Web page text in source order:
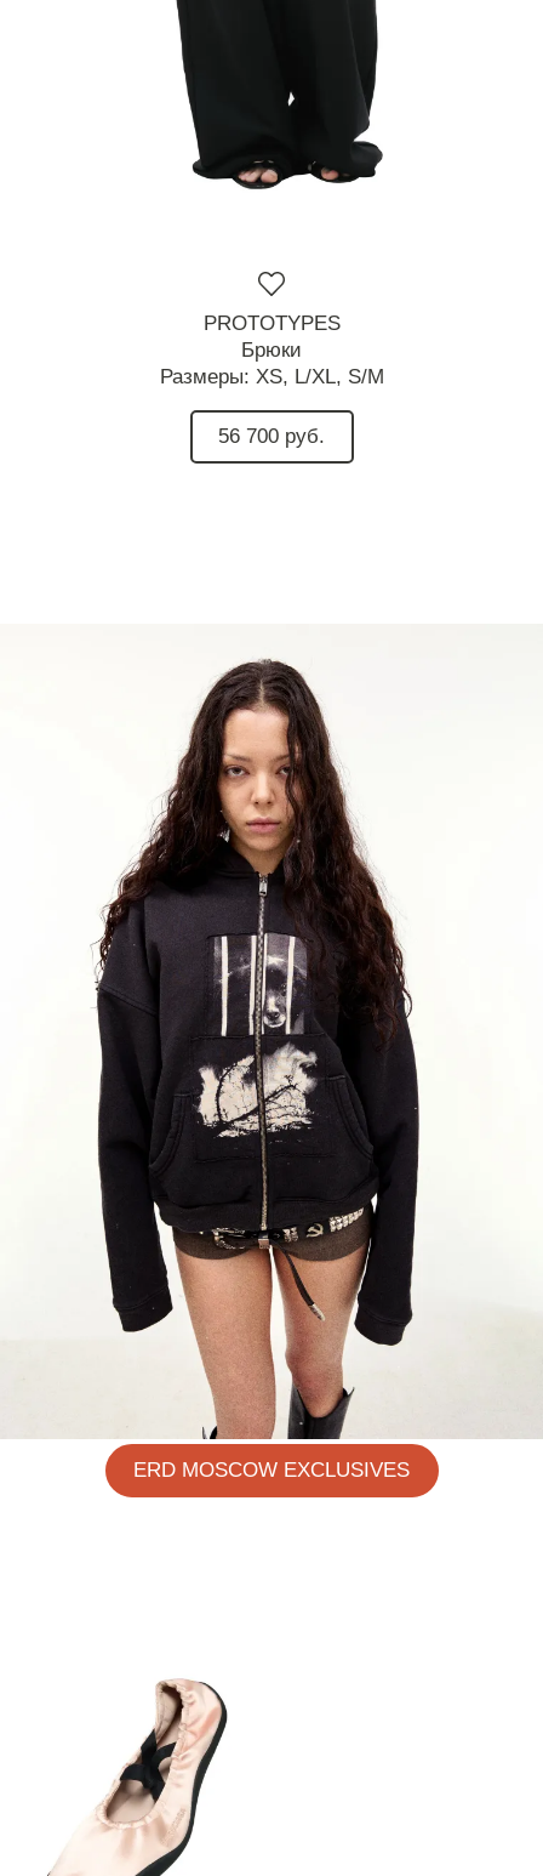
PROTOTYPES
Брюки
Размеры: XS, L/XL, S/M
56 700 руб.
ERD MOSCOW EXCLUSIVES